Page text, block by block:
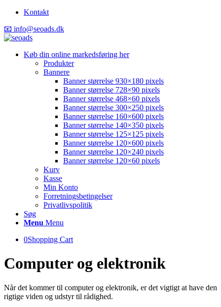
Kontakt
📧 info@seoads.dk
Køb din online markedsføring her
Produkter
Bannere
Banner størrelse 930×180 pixels
Banner størrelse 728×90 pixels
Banner størrelse 468×60 pixels
Banner størrelse 300×250 pixels
Banner størrelse 160×600 pixels
Banner størrelse 140×350 pixels
Banner størrelse 125×125 pixels
Banner størrelse 120×600 pixels
Banner størrelse 120×240 pixels
Banner størrelse 120×60 pixels
Kurv
Kasse
Min Konto
Forretningsbetingelser
Privatlivspolitik
Søg
Menu Menu
0Shopping Cart
Computer og elektronik
Når det kommer til computer og elektronik, er det vigtigt at have den
rigtige viden og udstyr til rådighed.